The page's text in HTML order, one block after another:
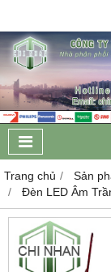
Trang chủ Sản
Đèn LED Âm